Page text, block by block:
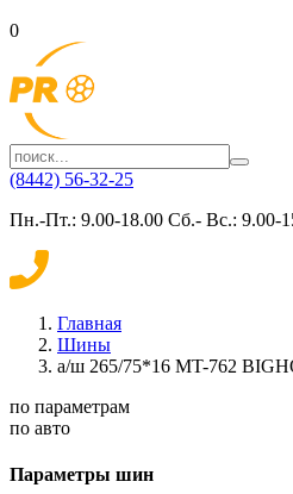
0
(8442) 56-32-25
Пн.-Пт.: 9.00-18.00 Сб.- Вс.: 9.00-
Главная
Шины
а/ш 265/75*16 MT-762
по параметрам
по авто
Параметры шин